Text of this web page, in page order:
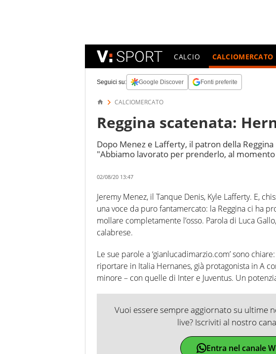
CALCIO CALCIOMERCATO
Seguici su: Google Discover Fonti preferite
CALCIOMERCATO
Reggina scatenata:
Dopo Menez e Lafferty, il patron della
"Abbiamo lavorato per prenderlo, al
02/08/20 13:47
Jeremy Menez, il Tanque Denis, Kyle Lafferty. E,
una voce da puro fantamercato: la Reggina ci ha
mollare completamente l’osso. Parola di Luca
calabrese.
Le sue parole a ‘gianlucadimarzio.com’ sono
riportare in Italia Hernanes, già protagonista in A
minore – con quelle di Inter e Juventus. Un
Vuoi essere sempre aggiornato su ultime
live? Iscriviti al nostro
Entra nel canale